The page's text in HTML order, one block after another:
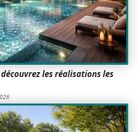
les réalisations les